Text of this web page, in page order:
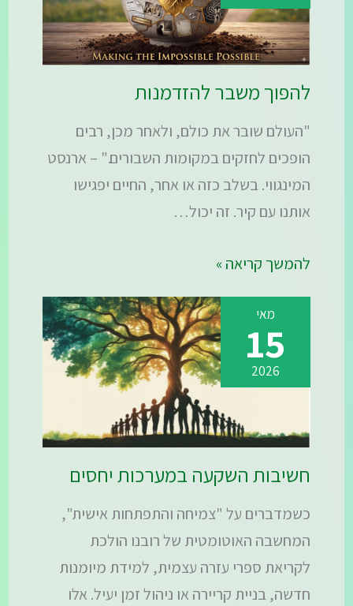
להפוך משבר להזדמנות
"העולם שובר את כולם, ולאחר מכן, רבים
הופכים לחזקים במקומות השבורים." – ארנסט
המינגווי. בשלב כזה או אחר, החיים יפגישו
אותנו עם קיר. זה יכול…
להמשך קריאה »
מאי
15
2026
חשיבות השקעה במערכות יחסים
כשמדברים על "צמיחה והתפתחות אישית",
המחשבה האוטומטית של רובנו הולכת
לקריאת ספרי עזרה עצמית, למידת מיומנות
חדשה, בניית קריירה או ניהול זמן יעיל. אלו